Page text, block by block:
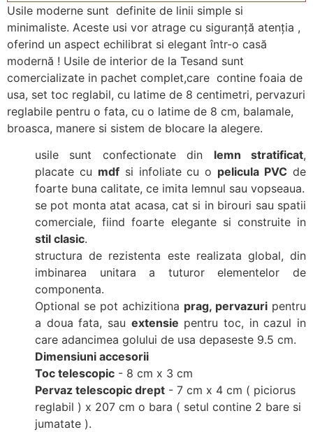
Usile moderne sunt definite de linii simple si
minimaliste. Aceste usi vor atrage cu siguranță atenția ,
oferind un aspect echilibrat si elegant într-o casă
modernă ! Usile de interior de la Tesand sunt
comercializate in pachet complet,care contine foaia de
usa, set toc reglabil, cu latime de 8 centimetri, pervazuri
reglabile pentru o fata, cu o latime de 8 cm, balamale,
broasca, manere si sistem de blocare la alegere.
usile sunt confectionate din lemn stratificat,
placate cu mdfsi infoliate cu o pelicula PVC de
foarte buna calitate, ce imita lemnul sau vopseaua.
se pot monta atat acasa, cat si in birouri sau spatii
comerciale, fiind foarte elegante si construite in
stil clasic.
structura de rezistenta este realizata global, din
imbinarea unitara a tuturor elementelor de
componenta.
Optional se pot achizitiona prag, pervazuri pentru
a doua fata, sau extensie pentru toc, in cazul in
care adancimea golului de usa depaseste 9.5 cm.
Dimensiuni accesorii
Toc telescopic - 8 cm x 3 cm
Pervaz telescopic drept - 7 cm x 4 cm ( piciorus
reglabil ) x 207 cm o bara ( setul contine 2 bare si
jumatate ).